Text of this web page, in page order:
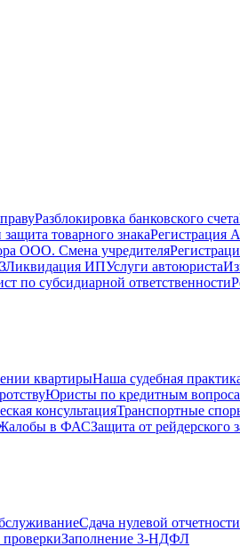
Разблокировка банковского счета
товарного знакаРегистрация
ООО. Смена учредителя
Ликвидация ИПУслуги автоюриста
по субсидиарной ответственности
квартирыНаша судебная
Юристы по кредитным
консультацияТранспортные
в ФАСЗащита от рейдерского
Сдача нулевой отчетности
Заполнение 3-НДФЛ